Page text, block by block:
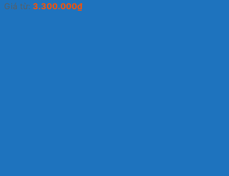
Giá từ: 3.300.000₫